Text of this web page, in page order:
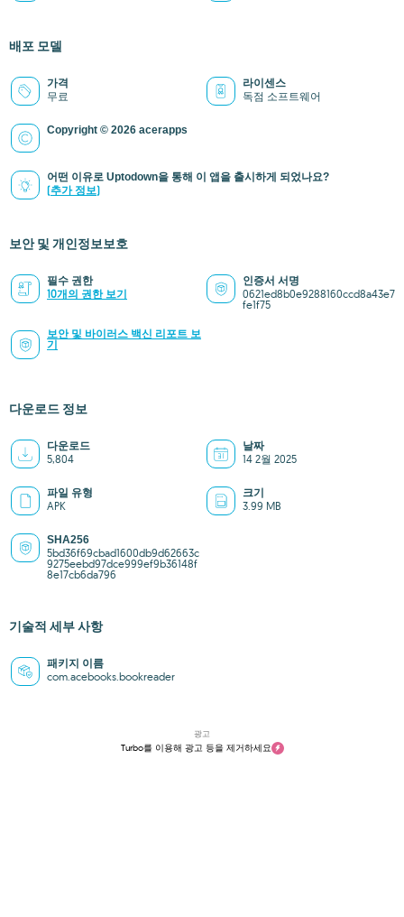
배포 모델
가격
무료
라이센스
독점 소프트웨어
Copyright © 2026 acerapps
어떤 이유로 Uptodown을 통해 이 앱을 출시하게 되었나요?
(추가 정보)
보안 및 개인정보보호
필수 권한
10개의 권한 보기
인증서 서명
0621ed8b0e9288160ccd8a43e7
fe1f75
보안 및 바이러스 백신 리포트 보
기
다운로드 정보
다운로드
5,804
날짜
14 2월 2025
파일 유형
APK
크기
3.99 MB
SHA256
5bd36f69cbad1600db9d62663c
9275eebd97dce999ef9b36148f
8e17cb6da796
기술적 세부 사항
패키지 이름
com.acebooks.bookreader
광고
Turbo를 이용해 광고 등을 제거하세요